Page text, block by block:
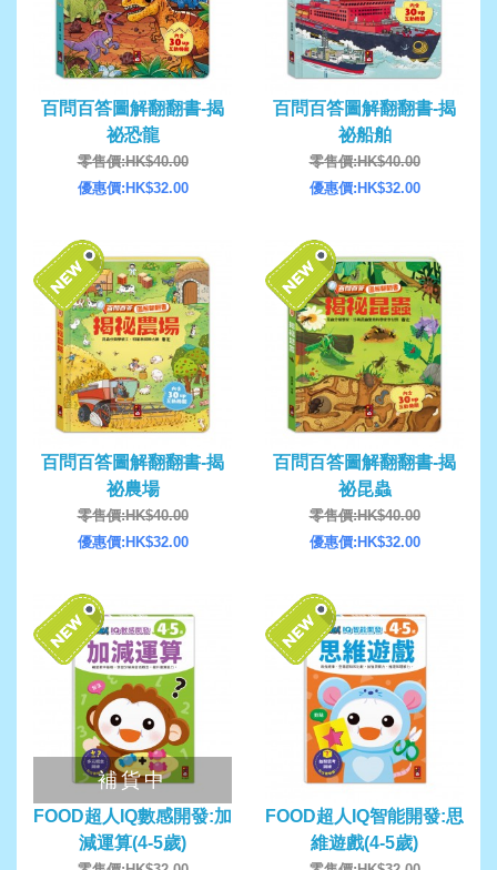
百問百答圖解翻翻書-揭
祕恐龍
零售價:HK$40.00
優惠價:HK$32.00
百問百答圖解翻翻書-揭
祕船舶
零售價:HK$40.00
優惠價:HK$32.00
百問百答圖解翻翻書-揭
祕農場
零售價:HK$40.00
優惠價:HK$32.00
百問百答圖解翻翻書-揭
祕昆蟲
零售價:HK$40.00
優惠價:HK$32.00
補貨中
FOOD超人IQ數感開發:加
減運算(4-5歲)
FOOD超人IQ智能開發:思
維遊戲(4-5歲)